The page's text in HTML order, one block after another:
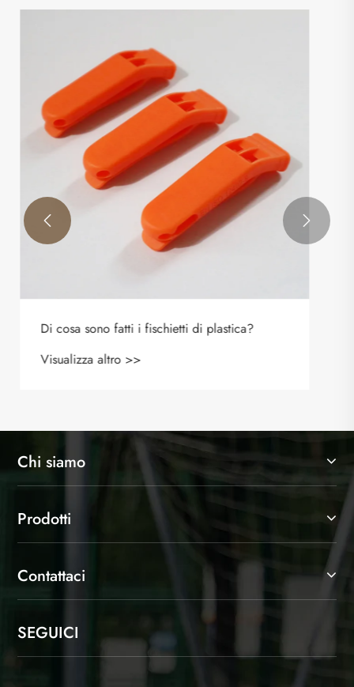
In che modo gli anelli di agilità possono
trasformare la velocità, la coordinazione e le
prestazioni atletiche
Visualizza altro >>
 
Chi siamo
Prodotti
Contattaci
SEGUICI